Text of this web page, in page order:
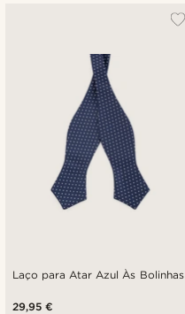
Laço para Atar Azul Às Bolinhas
29,95 €